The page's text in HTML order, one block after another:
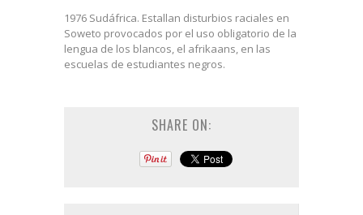
1976 Sudáfrica. Estallan disturbios raciales en
Soweto provocados por el uso obligatorio de la
lengua de los blancos, el afrikaans, en las
escuelas de estudiantes negros.
SHARE ON: